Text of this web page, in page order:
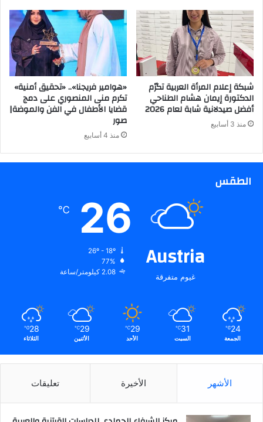
شبكة إعلام المرأة العربية تكرّم
الدكتورة إيمان هشام الطناحي
أفضل صيدلانية شابة لعام 2026
منذ 3 أسابيع
«هوامير فريجنا».. «تحقيق أمنية»
تكرم منى المنصوري على دمج
قضايا الأطفال في الفن والموضة|
صور
منذ 4 أسابيع
الطقس
Austria
غيوم متفرقة
26
℃
77%
2.08 كيلومتر/ساعة
24
℃
الجمعة
31
℃
السبت
29
℃
الأحد
29
℃
الأثنين
28
℃
الثلاثاء
الأشهر الأخيرة تعليقات